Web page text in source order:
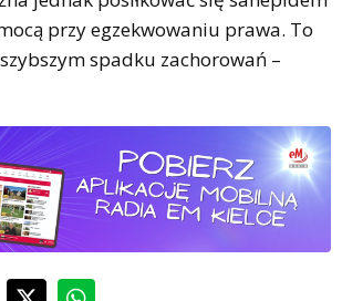
przy egzekwowaniu prawa. To
spadku zachorowań –